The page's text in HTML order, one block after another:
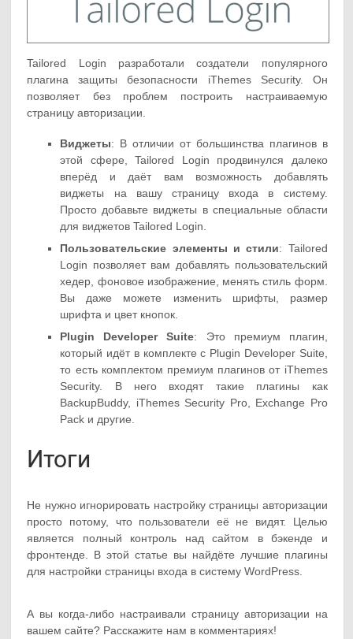
Tailored Login разработали создатели популярного
плагина защиты безопасности iThemes Security. Он
позволяет без проблем построить настраиваемую
страницу авторизации.
Виджеты: В отличии от большинства плагинов в
этой сфере, Tailored Login продвинулся далеко
вперёд и даёт вам возможность добавлять
виджеты на вашу страницу входа в систему.
Просто добавьте виджеты в специальные области
для виджетов Tailored Login.
Пользовательские элементы и стили: Tailored
Login позволяет вам добавлять пользовательский
хедер, фоновое изображение, менять стиль форм.
Вы даже можете изменить шрифты, размер
шрифта и цвет кнопок.
Plugin Developer Suite: Это премиум плагин,
который идёт в комплекте с Plugin Developer Suite,
то есть комплектом премиум плагинов от iThemes
Security. В него входят такие плагины как
BackupBuddy, iThemes Security Pro, Exchange Pro
Pack и другие.
Итоги
Не нужно игнорировать настройку страницы авторизации
просто потому, что пользователи её не видят. Целью
является полный контроль над сайтом в бэкенде и
фронтенде. В этой статье вы найдёте лучшие плагины
для настройки страницы входа в систему WordPress.
А вы когда-либо настраивали страницу авторизации на
вашем сайте? Расскажите нам в комментариях!